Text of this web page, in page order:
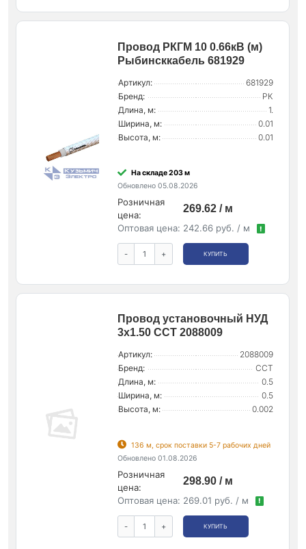
Провод РКГМ 10 0.66кВ (м)
Рыбинсккабель 681929
Артикул:
681929
Бренд:
РК
Длина, м:
1.
Ширина, м:
0.01
Высота, м:
0.01
На складе 203 м
Обновлено 05.08.2026
Розничная
цена:
269.62 / м
Оптовая цена: 242.66 руб. / м !
- + КУПИТЬ
Провод установочный НУД
3х1.50 ССТ 2088009
Артикул:
2088009
Бренд:
ССТ
Длина, м:
0.5
Ширина, м:
0.5
Высота, м:
0.002
136 м, срок поставки 5-7 рабочих дней
Обновлено 01.08.2026
Розничная
цена:
298.90 / м
Оптовая цена: 269.01 руб. / м !
- + КУПИТЬ